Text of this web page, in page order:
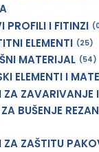
PROFILI I FITINZI
ELEMENTI 25
MATERIJAL 54
ELEMENTI I
ZA ZAVARIVANJE
BUŠENJE
ZA ZAŠTITU